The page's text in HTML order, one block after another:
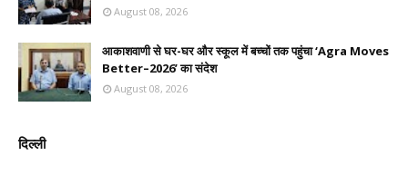
August 08, 2026
आकाशवाणी से घर-घर और स्कूल में बच्चों तक पहुंचा ‘Agra Moves
Better–2026’ का संदेश
August 08, 2026
दिल्ली